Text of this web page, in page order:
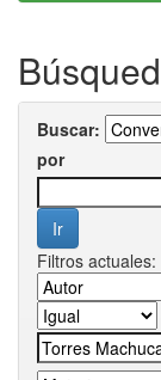
Buscar:
por
Filtros actuales: